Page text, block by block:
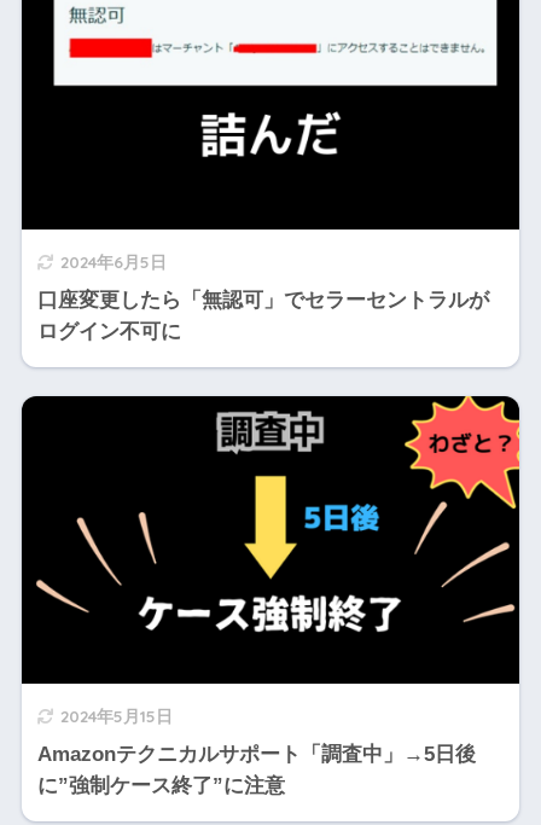
2024年6月5日
口座変更したら「無認可」でセラーセントラルが
ログイン不可に
2024年5月15日
Amazonテクニカルサポート「調査中」→5日後
に”強制ケース終了”に注意